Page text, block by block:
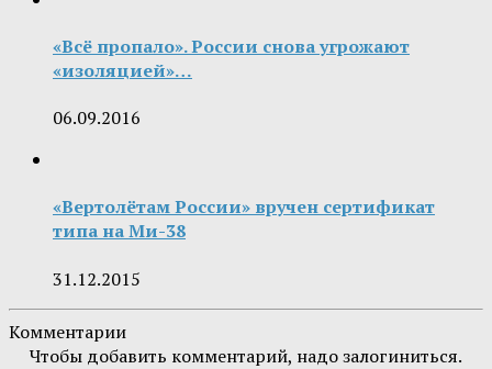
«Всё пропало». России снова угрожают
«изоляцией»…
06.09.2016
«Вертолётам России» вручен сертификат
типа на Ми-38
31.12.2015
Комментарии
Чтобы добавить комментарий, надо залогиниться.